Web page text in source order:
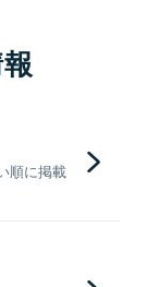
順に掲載